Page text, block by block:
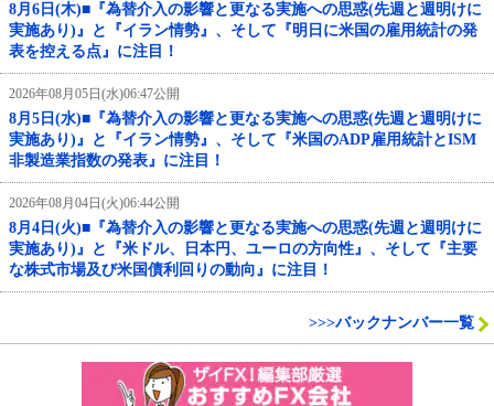
8月6日(木)■『為替介入の影響と更なる実施への思惑(先週と週明けに
実施あり)』と『イラン情勢』、そして『明日に米国の雇用統計の発
表を控える点』に注目！
2026年08月05日(水)06:47公開
8月5日(水)■『為替介入の影響と更なる実施への思惑(先週と週明けに
実施あり)』と『イラン情勢』、そして『米国のADP雇用統計とISM
非製造業指数の発表』に注目！
2026年08月04日(火)06:44公開
8月4日(火)■『為替介入の影響と更なる実施への思惑(先週と週明けに
実施あり)』と『米ドル、日本円、ユーロの方向性』、そして『主要
な株式市場及び米国債利回りの動向』に注目！
>>>バックナンバー一覧